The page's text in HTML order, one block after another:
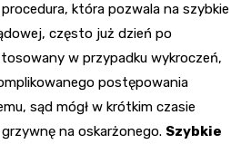
która pozwala na szybkie
często już dzień po
w przypadku wykroczeń,
postępowania
sąd mógł w krótkim czasie
na oskarżonego. Szybkie